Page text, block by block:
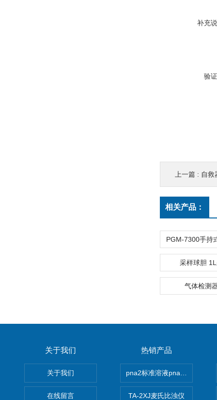
补充
验
上一篇 : 自救
相关产品：
采样球胆
气体检测
关于我们
关于我们
在线留言
热销产品
pna2标准溶液pna3 pna4
TA-2XJ麦氏比浊仪